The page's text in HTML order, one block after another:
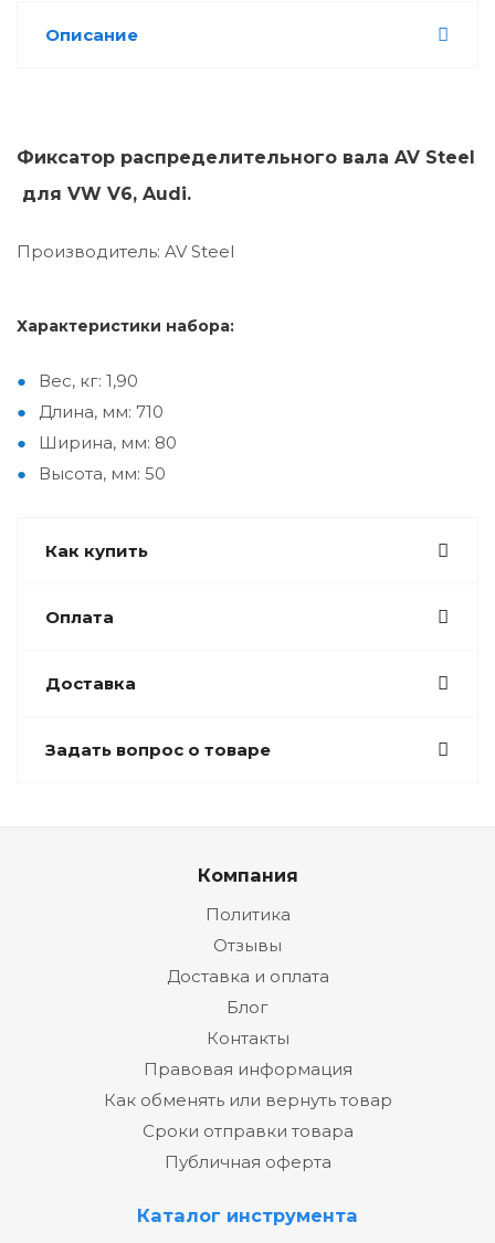
Описание
Фиксатор распределительного вала AV Steel
для VW V6, Audi.
Производитель: AV Steel
Характеристики набора:
Вес, кг: 1,90
Длина, мм: 710
Ширина, мм: 80
Высота, мм: 50
Как купить
Оплата
Доставка
Задать вопрос о товаре
Компания
Политика
Отзывы
Доставка и оплата
Блог
Контакты
Правовая информация
Как обменять или вернуть товар
Сроки отправки товара
Публичная оферта
Каталог инструмента